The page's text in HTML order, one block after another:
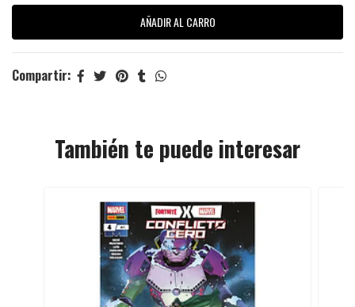
Compartir:
También te puede interesar